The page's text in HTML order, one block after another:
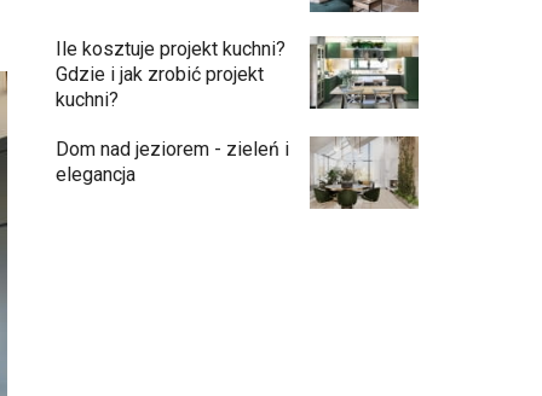
Ile kosztuje projekt kuchni?
Gdzie i jak zrobić projekt
kuchni?
Dom nad jeziorem - zieleń i
elegancja